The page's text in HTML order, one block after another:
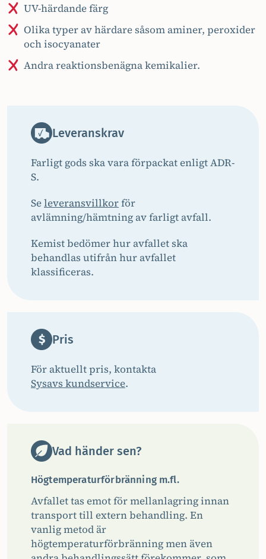
UV-härdande färg
Olika typer av härdare såsom aminer, peroxider
och isocyanater
Andra reaktionsbenägna kemikalier.
Leveranskrav
Farligt gods ska vara förpackat enligt ADR-
S.
Seleveransvillkorför
avlämning/hämtning av farligt avfall.
Kemist bedömer hur avfallet ska
behandlas utifrån hur avfallet
klassificeras.
Pris
För aktuellt pris, kontakta
Sysavs kundservice.
Vad händer sen?
Högtemperaturförbränning m.fl.
Avfallet tas emot för mellanlagring innan
transport till extern behandling. En
vanlig metod är
högtemperaturförbränning men även